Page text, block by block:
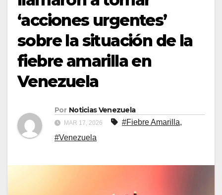
‘acciones urgentes’
sobre la situación de la
fiebre amarilla en
Venezuela
Por Noticias Venezuela
MAR 17, 2026 #Fiebre Amarilla,
#Venezuela